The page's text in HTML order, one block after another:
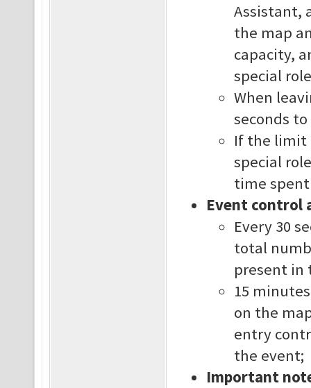
Assistant,
the map
capacity,
special
When
seconds
If the limit
special
time
Event control
Every 30
total
present in
15
on the
entry
the event;
Important